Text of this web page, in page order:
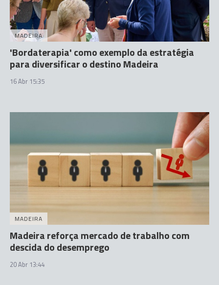
MADEIRA
'Bordaterapia' como exemplo da estratégia
para diversificar o destino Madeira
16 Abr 15:35
MADEIRA
Madeira reforça mercado de trabalho com
descida do desemprego
20 Abr 13:44